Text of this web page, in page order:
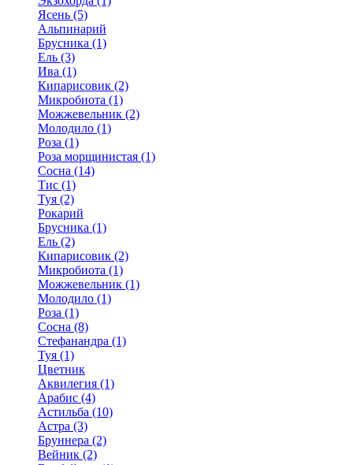
Ясень (5)
Альпинарий
Брусника (1)
Ель (3)
Ива (1)
Кипарисовик (2)
Микробиота (1)
Можжевельник (2)
Молодило (1)
Роза (1)
Роза морщинистая (1)
Сосна (14)
Тис (1)
Туя (2)
Рокарий
Брусника (1)
Ель (2)
Кипарисовик (2)
Микробиота (1)
Можжевельник (1)
Молодило (1)
Роза (1)
Сосна (8)
Стефанандра (1)
Туя (1)
Цветник
Аквилегия (1)
Арабис (4)
Астильба (10)
Астра (3)
Бруннера (2)
Вейник (2)